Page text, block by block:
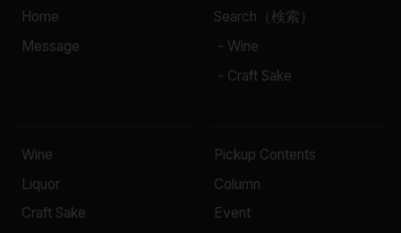
Home
Message
Search（検索）
- Wine
- Craft Sake
Wine
Liquor
Craft Sake
Pickup Contents
Column
Event